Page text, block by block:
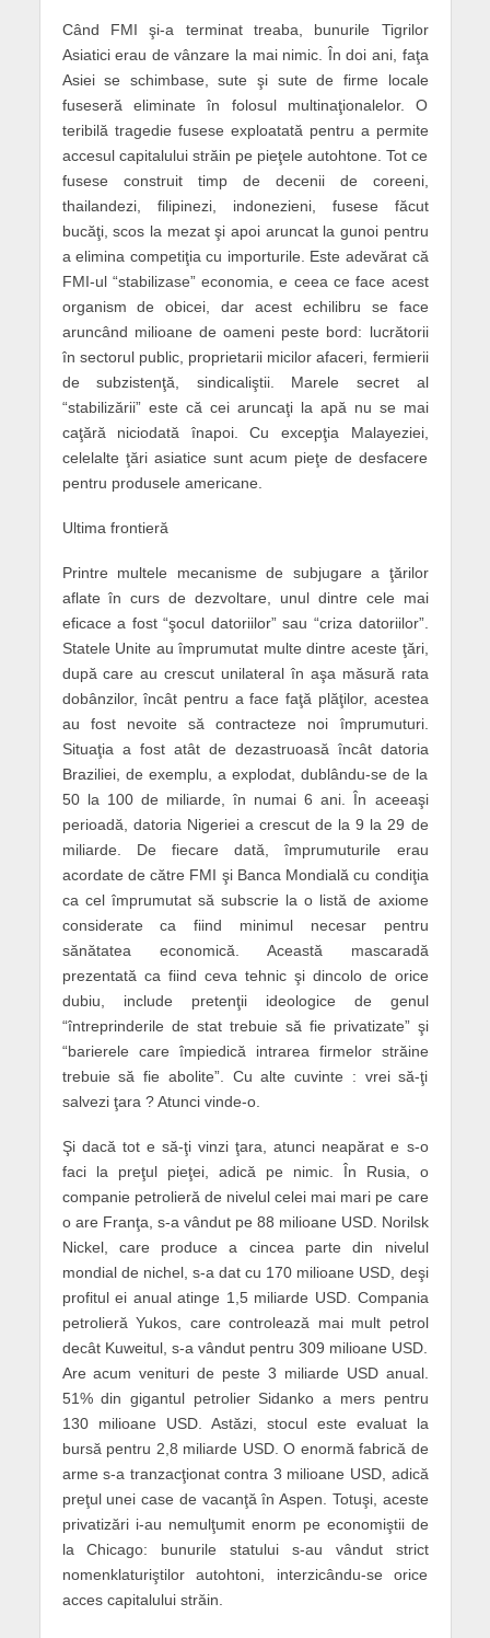
Când FMI şi-a terminat treaba, bunurile Tigrilor
Asiatici erau de vânzare la mai nimic. În doi ani, faţa
Asiei se schimbase, sute şi sute de firme locale
fuseseră eliminate în folosul multinaţionalelor. O
teribilă tragedie fusese exploatată pentru a permite
accesul capitalului străin pe pieţele autohtone. Tot ce
fusese construit timp de decenii de coreeni,
thailandezi, filipinezi, indonezieni, fusese făcut
bucăţi, scos la mezat şi apoi aruncat la gunoi pentru
a elimina competiţia cu importurile. Este adevărat că
FMI-ul “stabilizase” economia, e ceea ce face acest
organism de obicei, dar acest echilibru se face
aruncând milioane de oameni peste bord: lucrătorii
în sectorul public, proprietarii micilor afaceri, fermierii
de subzistenţă, sindicaliştii. Marele secret al
“stabilizării” este că cei aruncaţi la apă nu se mai
caţără niciodată înapoi. Cu excepţia Malayeziei,
celelalte ţări asiatice sunt acum pieţe de desfacere
pentru produsele americane.
Ultima frontieră
Printre multele mecanisme de subjugare a ţărilor
aflate în curs de dezvoltare, unul dintre cele mai
eficace a fost “şocul datoriilor” sau “criza datoriilor”.
Statele Unite au împrumutat multe dintre aceste ţări,
după care au crescut unilateral în aşa măsură rata
dobânzilor, încât pentru a face faţă plăţilor, acestea
au fost nevoite să contracteze noi împrumuturi.
Situaţia a fost atât de dezastruoasă încât datoria
Braziliei, de exemplu, a explodat, dublându-se de la
50 la 100 de miliarde, în numai 6 ani. În aceeaşi
perioadă, datoria Nigeriei a crescut de la 9 la 29 de
miliarde. De fiecare dată, împrumuturile erau
acordate de către FMI şi Banca Mondială cu condiţia
ca cel împrumutat să subscrie la o listă de axiome
considerate ca fiind minimul necesar pentru
sănătatea economică. Această mascaradă
prezentată ca fiind ceva tehnic şi dincolo de orice
dubiu, include pretenţii ideologice de genul
“întreprinderile de stat trebuie să fie privatizate” şi
“barierele care împiedică intrarea firmelor străine
trebuie să fie abolite”. Cu alte cuvinte : vrei să-ţi
salvezi ţara ? Atunci vinde-o.
Şi dacă tot e să-ţi vinzi ţara, atunci neapărat e s-o
faci la preţul pieţei, adică pe nimic. În Rusia, o
companie petrolieră de nivelul celei mai mari pe care
o are Franţa, s-a vândut pe 88 milioane USD. Norilsk
Nickel, care produce a cincea parte din nivelul
mondial de nichel, s-a dat cu 170 milioane USD, deşi
profitul ei anual atinge 1,5 miliarde USD. Compania
petrolieră Yukos, care controlează mai mult petrol
decât Kuweitul, s-a vândut pentru 309 milioane USD.
Are acum venituri de peste 3 miliarde USD anual.
51% din gigantul petrolier Sidanko a mers pentru
130 milioane USD. Astăzi, stocul este evaluat la
bursă pentru 2,8 miliarde USD. O enormă fabrică de
arme s-a tranzacţionat contra 3 milioane USD, adică
preţul unei case de vacanţă în Aspen. Totuşi, aceste
privatizări i-au nemulţumit enorm pe economiştii de
la Chicago: bunurile statului s-au vândut strict
nomenklaturiştilor autohtoni, interzicându-se orice
acces capitalului străin.